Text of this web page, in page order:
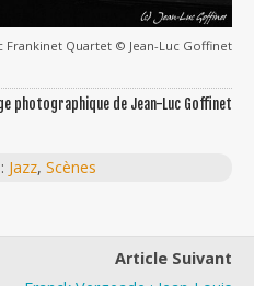
Frankinet Quartet © Jean-Luc Goffinet
photographique de Jean-Luc Goffinet
Jazz, Scènes
Article Suivant